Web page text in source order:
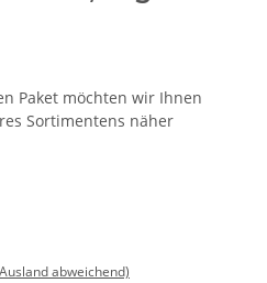
Paket möchten wir Ihnen
Sortimentens näher
abweichend)